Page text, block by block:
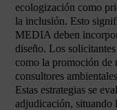
ecologización como
la inclusión. Esto
MEDIA deben
diseño. Los
como la promoción de
consultores
Estas estrategias se
adjudicación, situando